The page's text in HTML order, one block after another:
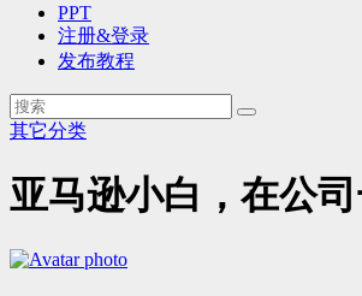
PPT
注册&登录
发布教程
其它分类
亚马逊小白，在公